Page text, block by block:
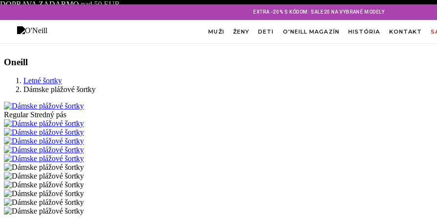
DOPRAVA ZADARMOnad 50 EUR
EXTRA -20% S KÓDOM: SALE20 NA VYBRANÉ MODELY
MUŽI ŽENY DETI O'NEILL MAGAZÍN HISTÓRIA KONTAKT
Oneill
Letné šortky
Dámske plážové šortky
Regular Stredný pás